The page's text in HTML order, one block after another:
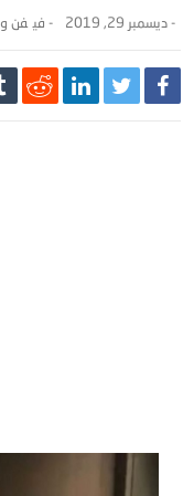
-ديسمبر 29, 2019 - ‎في فن